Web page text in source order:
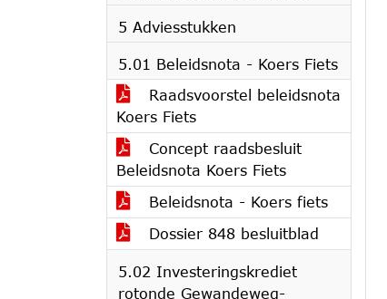
5 Adviesstukken
5.01 Beleidsnota - Koers Fiets
Raadsvoorstel beleidsnota
Koers Fiets
Concept raadsbesluit
Beleidsnota Koers Fiets
Beleidsnota - Koers fiets
Dossier 848 besluitblad
5.02 Investeringskrediet
rotonde Gewandeweg-